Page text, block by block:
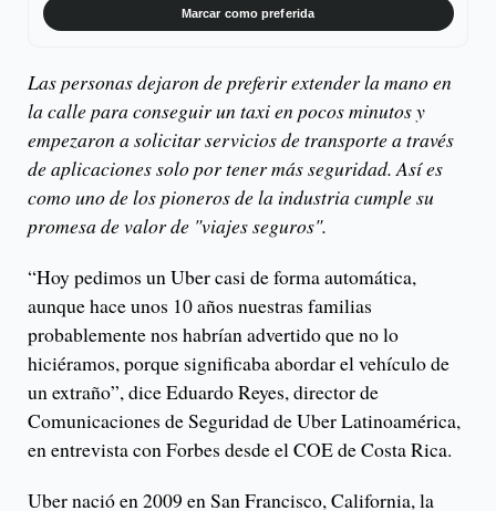
Marcar como preferida
Las personas dejaron de preferir extender la mano en
la calle para conseguir un taxi en pocos minutos y
empezaron a solicitar servicios de transporte a través
de aplicaciones solo por tener más seguridad. Así es
como uno de los pioneros de la industria cumple su
promesa de valor de "viajes seguros".
“Hoy pedimos un Uber casi de forma automática,
aunque hace unos 10 años nuestras familias
probablemente nos habrían advertido que no lo
hiciéramos, porque significaba abordar el vehículo de
un extraño”, dice Eduardo Reyes, director de
Comunicaciones de Seguridad de Uber Latinoamérica,
en entrevista con Forbes desde el COE de Costa Rica.
Uber nació en 2009 en San Francisco, California, la